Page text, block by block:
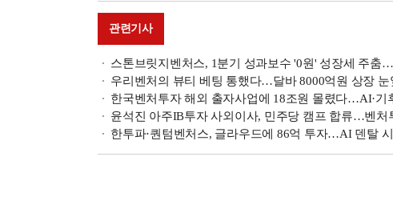
관련기사
스톤브릿지벤처스, 1분기 성과보수 '0원' 성장세 주춤
우리벤처의 뷰티 베팅 통했다…달바 8000억원 상장
한국벤처투자 해외 출자사업에 18조원 몰렸다…AI·
윤석진 아주IB투자 사외이사, 민주당 캠프 합류…벤
한투파·퀀텀벤처스, 글라우드에 86억 투자…AI 덴탈